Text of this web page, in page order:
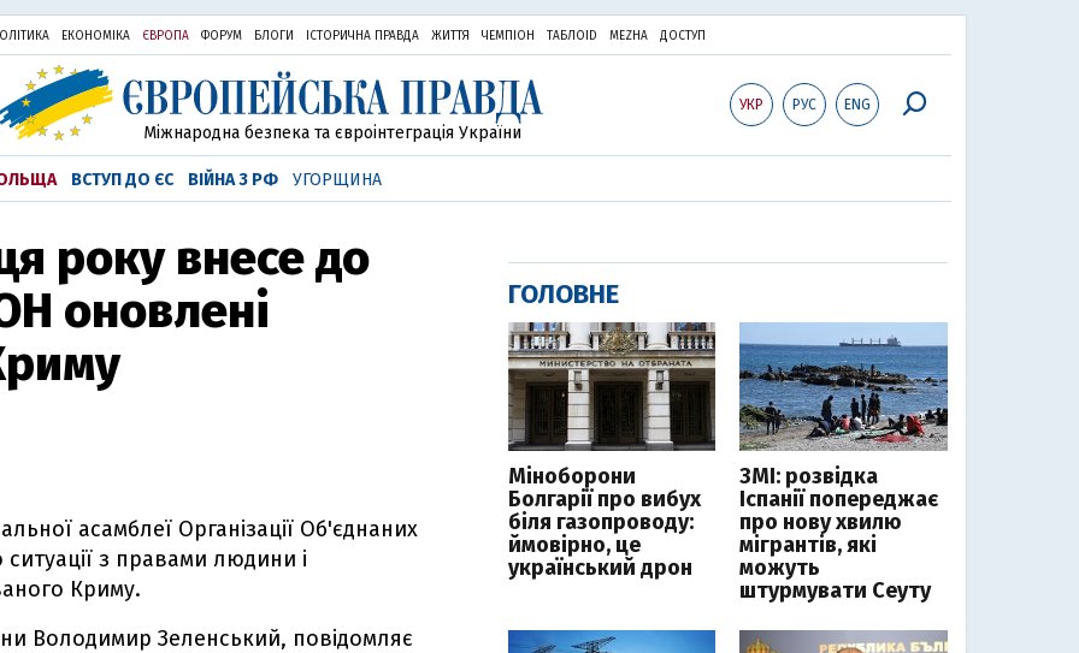
ЕКОНОМІКА ЄВРОПА ФОРУМ БЛОГИ ІСТОРИЧНА ПРАВДА ЖИТТЯ ЧЕМПІОН ТАБЛОID MEZHA ДОСТУП
УКР РУС ENG
Міжнародна безпека та євроінтеграція України
ВСТУП ДО ЄС ВІЙНА З РФ УГОРЩИНА
року внесе до
оновлені
асамблеї Організації Об'єднаних
з правами людини і
Криму.
Володимир Зеленський, повідомляє
ГОЛОВНЕ
Міноборони
Болгарії про вибух
біля газопроводу:
ймовірно, це
український дрон
ЗМІ: розвідка
Іспанії попереджає
про нову хвилю
мігрантів, які
можуть
штурмувати Сеуту